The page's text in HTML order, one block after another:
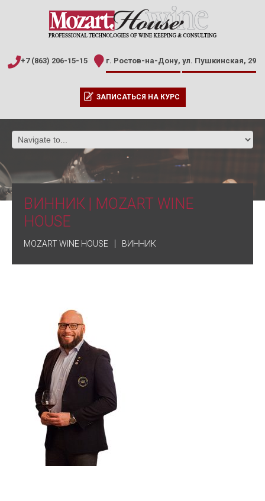
+7 (863) 206-15-15 г. Ростов-на-Дону, ул. Пушкинская, 29
ЗАПИСАТЬСЯ НА КУРС
ВИННИК | MOZART WINE
HOUSE
MOZART WINE HOUSE ВИННИК